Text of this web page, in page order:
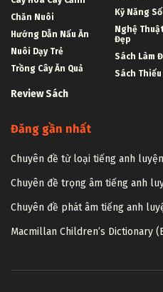
Chăn Nuôi
Hướng Dẫn Nấu Ăn
Nuôi Dạy Trẻ
Trồng Cây Ăn Quả
Review Sách
Kỹ Năng
Nghệ
Đẹp
Sách Làm
Sách
Đăng gần nhất
Chuyên đề từ loại tiếng anh
Chuyên đề trọng âm tiếng anh
Chuyên đề phát âm tiếng anh
Macmillan Children’s Dictionary